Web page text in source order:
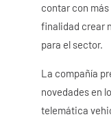
contar con
finalidad crear
para el sector.
La compañía
novedades en
telemática